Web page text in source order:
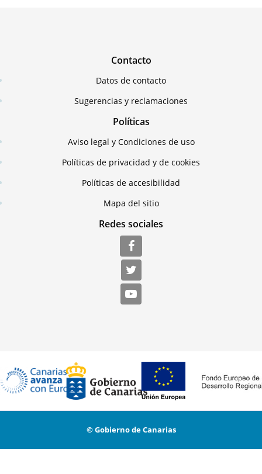
Contacto
Datos de contacto
Sugerencias y reclamaciones
Políticas
Aviso legal y Condiciones de uso
Políticas de privacidad y de cookies
Políticas de accesibilidad
Mapa del sitio
Redes sociales
© Gobierno de Canarias